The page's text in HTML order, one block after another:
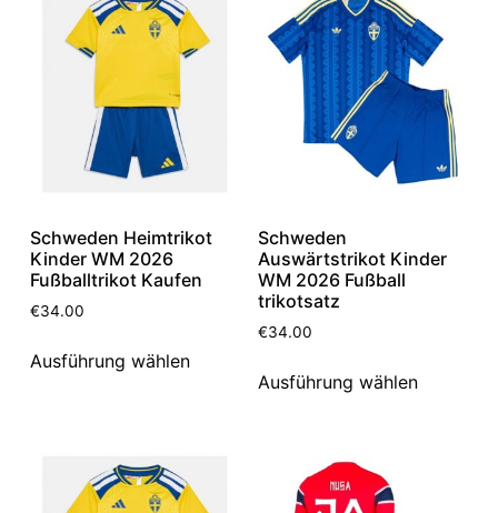
Schweden Heimtrikot
Kinder WM 2026
Fußballtrikot Kaufen
€34.00
Ausführung wählen
Schweden
Auswärtstrikot Kinder
WM 2026 Fußball
trikotsatz
€34.00
Ausführung wählen